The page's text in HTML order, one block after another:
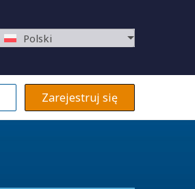
Polski
Zarejestruj się